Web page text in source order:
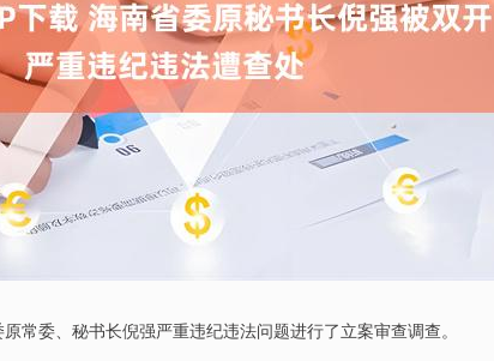
常委、秘书长倪强严重违纪违法问题进行了立案审查调查。